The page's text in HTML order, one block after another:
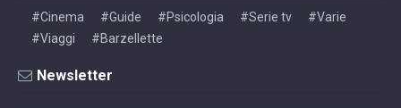
#Cinema #Guide #Psicologia #Serie tv
#Varie
#Viaggi
#Barzellette
Newsletter